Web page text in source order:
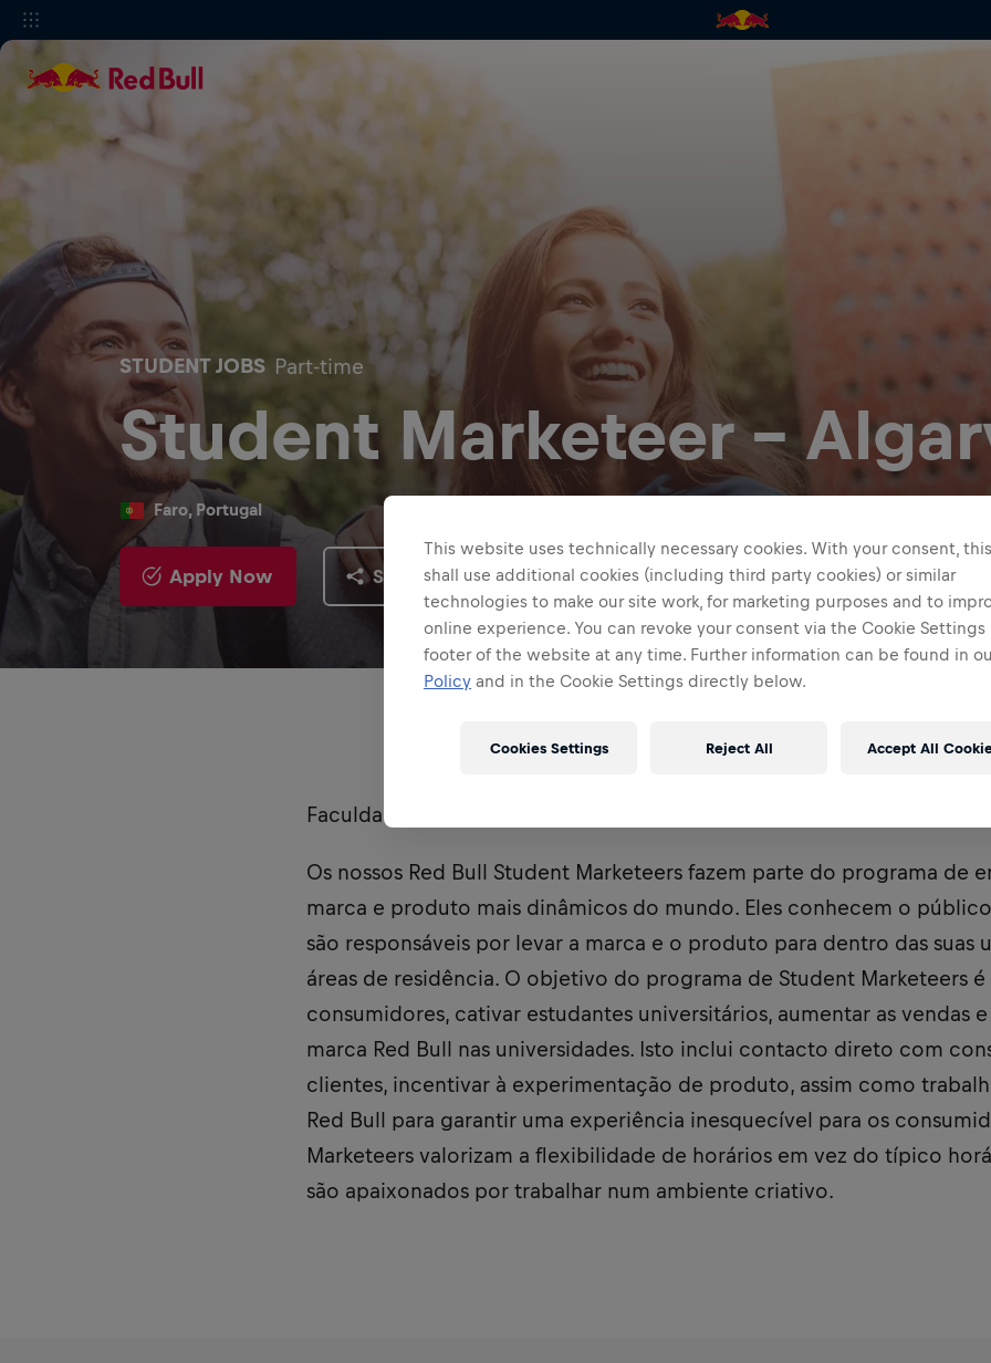
STUDENT JOBS Part-time
Student Marketeer -
Faro, Portugal
Apply Now Share
Faculdades alvo: Universidade do Algarve
Os nossos Red Bull Student Marketeers fazem parte do programa de
marca e produto mais dinâmicos do mundo. Eles conhecem o
são responsáveis por levar a marca e o produto para dentro das suas
áreas de residência. O objetivo do programa de Student Marketeers
consumidores, cativar estudantes universitários, aumentar as vendas
marca Red Bull nas universidades. Isto inclui contacto direto com
clientes, incentivar à experimentação de produto, assim como
Red Bull para garantir uma experiência inesquecível para os
Marketeers valorizam a flexibilidade de horários em vez do típico
são apaixonados por trabalhar num ambiente criativo.
This website uses technically necessary cookies. With your consent,
shall use additional cookies (including third party cookies) or similar
technologies to make our site work, for marketing purposes and to
online experience. You can revoke your consent via the Cookie Settings
footer of the website at any time. Further information can be found in
Policy and in the Cookie Settings directly below.
Reject All Accept All
Cookies Settings